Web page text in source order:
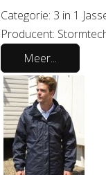
Categorie: 3 in 1
Producent:
Meer...